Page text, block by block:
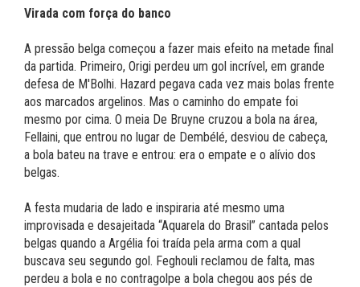
Virada com força do banco
A pressão belga começou a fazer mais efeito na metade final
da partida. Primeiro, Origi perdeu um gol incrível, em grande
defesa de M'Bolhi. Hazard pegava cada vez mais bolas frente
aos marcados argelinos. Mas o caminho do empate foi
mesmo por cima. O meia De Bruyne cruzou a bola na área,
Fellaini, que entrou no lugar de Dembélé, desviou de cabeça,
a bola bateu na trave e entrou: era o empate e o alívio dos
belgas.
A festa mudaria de lado e inspiraria até mesmo uma
improvisada e desajeitada “Aquarela do Brasil” cantada pelos
belgas quando a Argélia foi traída pela arma com a qual
buscava seu segundo gol. Feghouli reclamou de falta, mas
perdeu a bola e no contragolpe a bola chegou aos pés de